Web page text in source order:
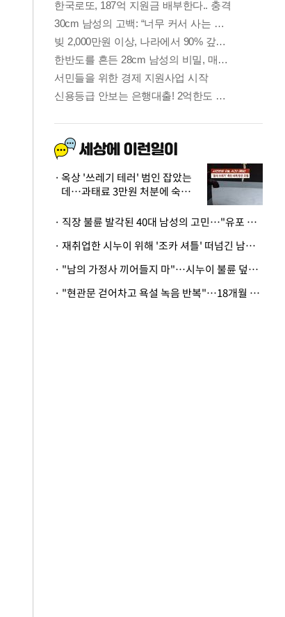
옥상 '쓰레기 테러' 범인 잡았는
데…과태료 3만원 처분에 숙박업
· 직장 불륜 발각된 40대 남성의 고민…"유포 동료 명예훼손·협박죄 고소 가능할까"
· 재취업한 시누이 위해 '조카 셔틀' 떠넘긴 남편…아내 "난 못한다"
· "남의 가정사 끼어들지 마"…시누이 불륜 덮으려는 남편에 억울한 아내
· "현관문 걷어차고 욕설 녹음 반복"…18개월 아기 키우는 집 뒤흔든 '앞집의 비극'